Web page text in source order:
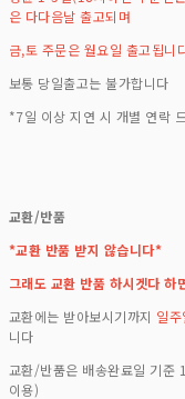
은 다다음날 출고되며
금,토 주문은 월요일 출고됩니
보통 당일출고는 불가합니다
*7일 이상 지연 시 개별 연락
교환/반품
*교환 반품 받지 않습니다*
그래도 교환 반품 하시겟다 하
교환에는 받아보시기까지 일
니다
교환/반품은 배송완료일 기준
이용)